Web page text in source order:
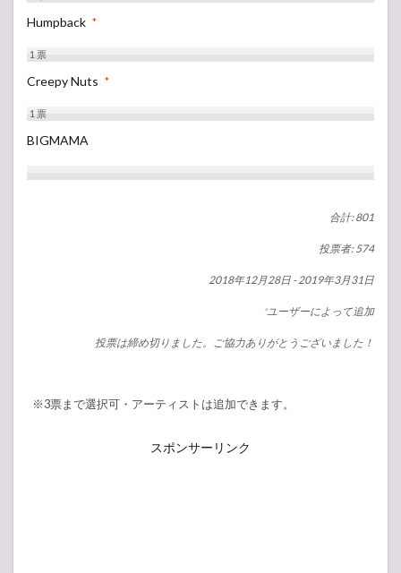
Humpback *
1票
Creepy Nuts *
1票
BIGMAMA
合計: 801
投票者: 574
2018年12月28日 -2019年3月31日
*ユーザーによって追加
投票は締め切りました。ご協力ありがとうございました！
※3票まで選択可・アーティストは追加できます。
スポンサーリンク